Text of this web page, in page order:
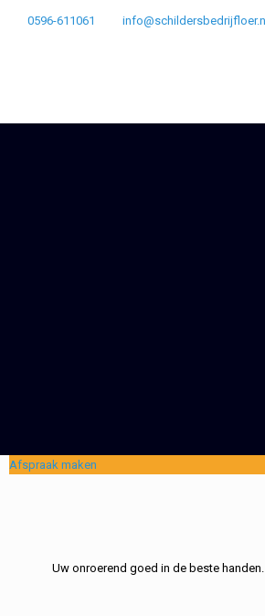
0596-611061 info@schildersbedrijfloer.nl
Afspraak maken
Uw onroerend goed in de beste